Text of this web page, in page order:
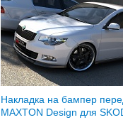
Накладка на бампер
MAXTON Design для